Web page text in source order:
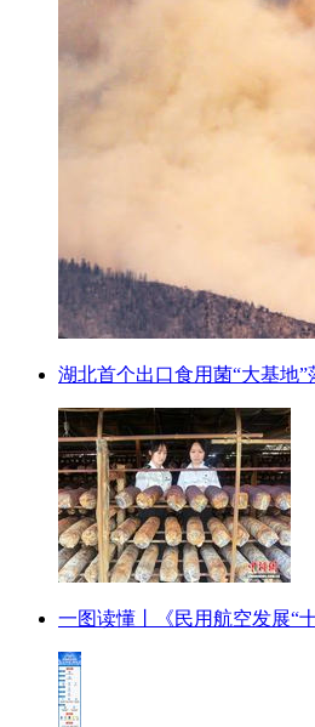
湖北首个出口食用菌“大基地”
一图读懂丨《民用航空发展“